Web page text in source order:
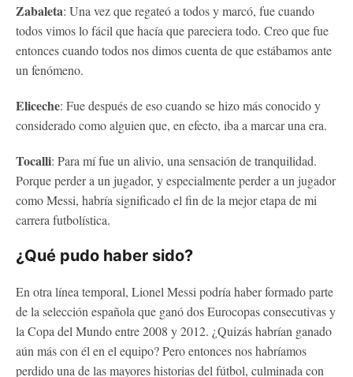
Zabaleta: Una vez que regateó a todos y marcó, fue cuando
todos vimos lo fácil que hacía que pareciera todo. Creo que fue
entonces cuando todos nos dimos cuenta de que estábamos ante
un fenómeno.
Eliceche: Fue después de eso cuando se hizo más conocido y
considerado como alguien que, en efecto, iba a marcar una era.
Tocalli: Para mí fue un alivio, una sensación de tranquilidad.
Porque perder a un jugador, y especialmente perder a un jugador
como Messi, habría significado el fin de la mejor etapa de mi
carrera futbolística.
¿Qué pudo haber sido?
En otra línea temporal, Lionel Messi podría haber formado parte
de la selección española que ganó dos Eurocopas consecutivas y
la Copa del Mundo entre 2008 y 2012. ¿Quizás habrían ganado
aún más con él en el equipo? Pero entonces nos habríamos
perdido una de las mayores historias del fútbol, ​​culminada con